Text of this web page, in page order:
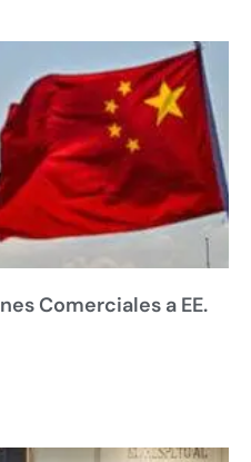
Comerciales a EE.